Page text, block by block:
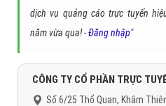
dịch vụ quảng cáo trực tuyến
năm vừa qua! -Đăng nhập"
CÔNG TY CỔ PHẦN TRỰC
Số 6/25 Thổ Quan, Khâm